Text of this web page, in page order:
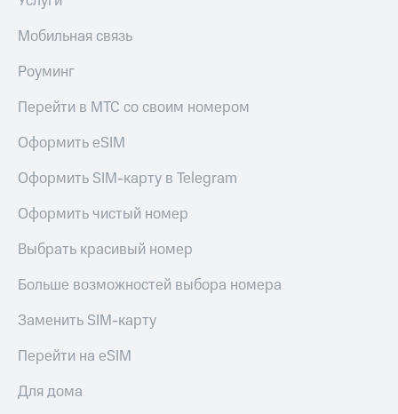
Мобильная связь
Роуминг
Перейти в МТС со своим номером
Оформить eSIM
Оформить SIM-карту в Telegram
Оформить чистый номер
Выбрать красивый номер
Больше возможностей выбора номера
Заменить SIM-карту
Перейти на eSIM
Для дома